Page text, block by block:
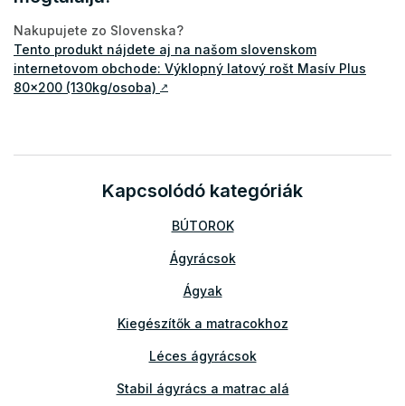
Nakupujete zo Slovenska?
Tento produkt nájdete aj na našom slovenskom
internetovom obchode: Výklopný latový rošt Masív Plus
80x200 (130kg/osoba) ↗
Kapcsolódó kategóriák
BÚTOROK
Ágyrácsok
Ágyak
Kiegészítők a matracokhoz
Léces ágyrácsok
Stabil ágyrács a matrac alá